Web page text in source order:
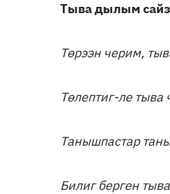
Тыва дылым
Төрээн черим,
Төлептиг-ле тыва
Танышпастар
Билиг берген